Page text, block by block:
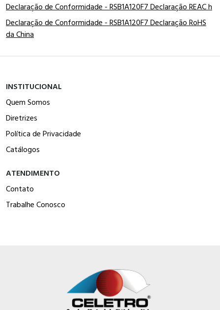
Declaração de Conformidade - RSB1A120F7 Declaração REAC h
Declaração de Conformidade - RSB1A120F7 Declaração RoHS
da China
INSTITUCIONAL
Quem Somos
Diretrizes
Política de Privacidade
Catálogos
ATENDIMENTO
Contato
Trabalhe Conosco